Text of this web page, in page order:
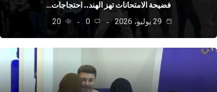
فضيحة الامتحانات تهز الهند.. احتجاجات…
0
20